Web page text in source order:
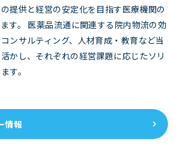
提供と経営の安定化を目指す医療機関の
す。 医薬品流通に関連する院内物流の効
ンサルティング、人材育成・教育など当
かし、それぞれの経営課題に応じたソリ
す。
情報